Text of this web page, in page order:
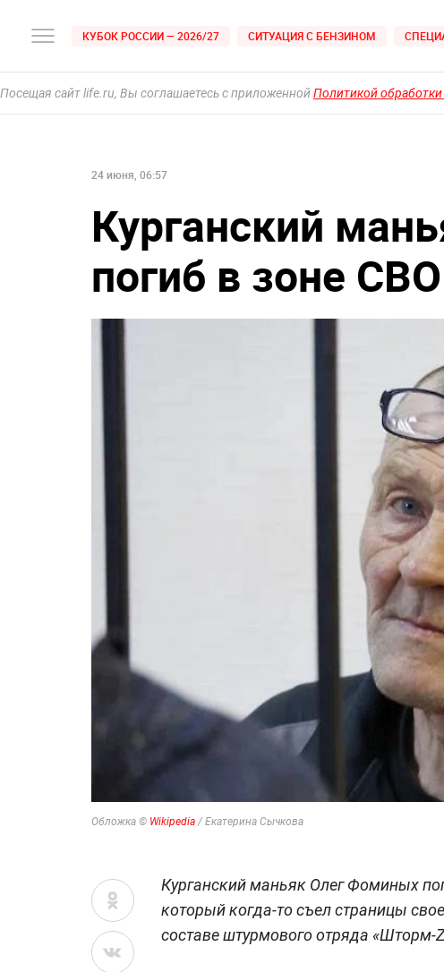
КУБОК РОССИИ — 2026/27 СИТУАЦИЯ С БЕНЗИНОМ
Посещая сайт life.ru, Вы соглашаетесь с приложеннойПолитикой
24 июня, 06:57
Курганский
погиб в зоне СВО
Обложка © Wikipedia / Екатерина Сычкова
Курганский маньяк Олег Фоминых
который когда-то съел страницы
составе штурмового отряда «Шторм-